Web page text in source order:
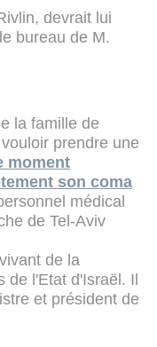
devrait lui
bureau de M.
la famille de
prendre une
moment
son coma
médical
de Tel-Aviv
de la
de l'Etat d'Israël. Il
et président de